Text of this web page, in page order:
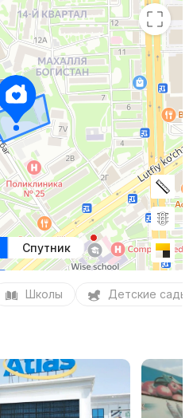
Спутник
Школы Детские сады